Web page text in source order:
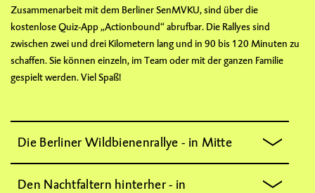
Zusammenarbeit mit dem Berliner SenMVKU, sind über die
kostenlose Quiz-App „Actionbound“ abrufbar. Die Rallyes sind
zwischen zwei und drei Kilometern lang und in 90 bis 120 Minuten zu
schaffen. Sie können einzeln, im Team oder mit der ganzen Familie
gespielt werden. Viel Spaß!
Die Berliner Wildbienenrallye - in Mitte
Den Nachtfaltern hinterher - in